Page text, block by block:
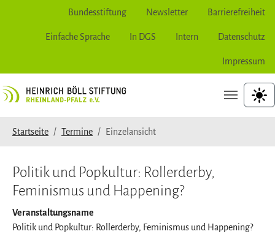
Bundesstiftung Newsletter Barrierefreiheit
Einfache Sprache In DGS Intern Datenschutz
Impressum
Startseite
Termine Einzelansicht
Politik und Popkultur: Rollerderby,
Feminismus und Happening?
Veranstaltungsname
Politik und Popkultur: Rollerderby, Feminismus und Happening?